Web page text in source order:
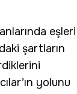
eşleri
şartların
yolunu